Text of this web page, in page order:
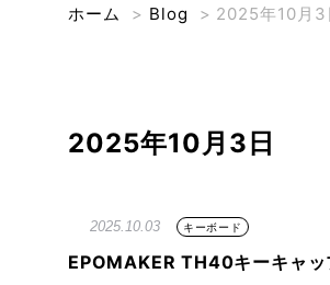
ホーム > Blog > 2025年10月3
2025年10月3日
2025.10.03 キーボード
EPOMAKER TH40キーキャッ